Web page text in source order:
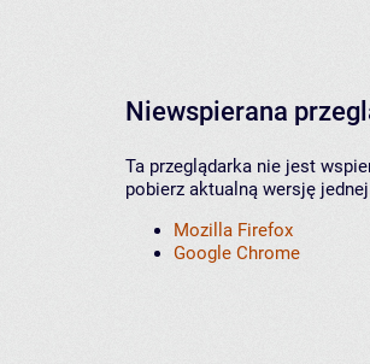
Niewspierana
Ta przeglądarka nie jest
pobierz aktualną wersję
Mozilla Firefox
Google Chrome